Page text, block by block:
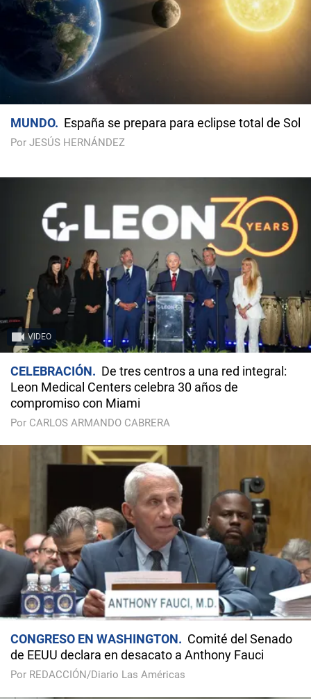
MUNDO España se prepara para eclipse total de Sol
Por JESÚS HERNÁNDEZ
VIDEO
CELEBRACIÓN
De tres centros a una red integral:
Leon Medical Centers celebra 30 años de
compromiso con Miami
Por CARLOS ARMANDO CABRERA
CONGRESO EN WASHINGTON
Comité del Senado
de EEUU declara en desacato a Anthony Fauci
Por REDACCIÓN/Diario Las Américas